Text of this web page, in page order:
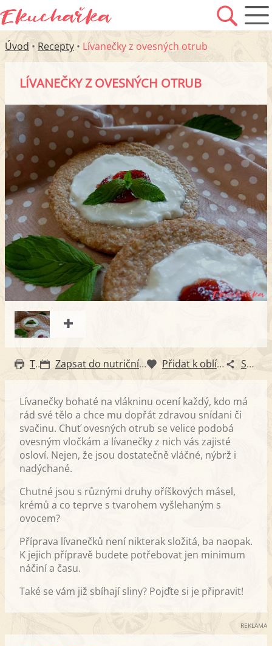
Úvod • Recepty • Lívanečky z ovesných otrub
LÍVANEČKY Z OVESNÝCH OTRUB
Tisk Zapsat do nutričního diáře Přidat k oblíbeným Sdílet
Lívanečky bohaté na vlákninu ocení každý, kdo má
rád své tělo a chce mu dopřát zdravou snídani či
svačinu. Chuť ovesných otrub se velice podobá
ovesným vločkám a lívanečky z nich vás zajisté
osloví. Nejen, že jsou dostatečně vláčné, nýbrž i
nadýchané.
Chutné jsou s různými druhy oříškových másel,
krémů a co teprve s tvarohem vyšlehaným s
ovocem?
Příprava lívanečků není nikterak složitá, ba naopak.
K jejich přípravě budete potřebovat jen minimum
náčiní a času.
Také se vám již sbíhají sliny? Pojďte si je připravit!
REKLAMA